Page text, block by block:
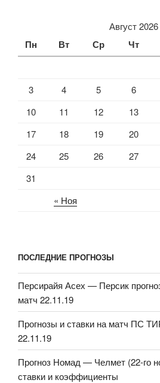
Август 2026
Пн Вт Ср Чт
« Ноя
3
4 5 6
10
11 12 13
17
18 19 20
24
25 26 27
31
ПОСЛЕДНИЕ ПРОГНОЗЫ
Персирайя Асех — Персик
матч 22.11.19
Прогнозы и ставки на матч ПС
22.11.19
Прогноз Номад — Челмет (22-го
ставки и коэффициенты